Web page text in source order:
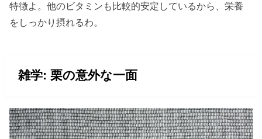
特徴よ。他のビタミンも比較的安定しているから、栄養
をしっかり摂れるわ。
雑学: 栗の意外な一面